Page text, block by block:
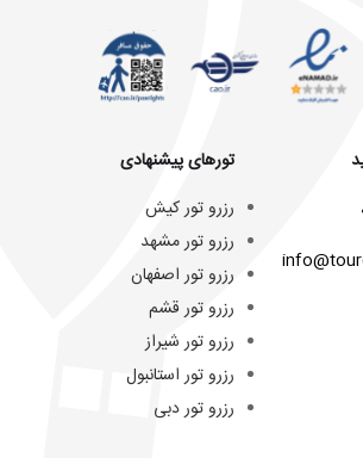
تورهای پیشنهادی
رزرو تور کیش
رزرو تور مشهد
رزرو تور اصفهان
رزرو تور قشم
رزرو تور شیراز
رزرو تور استانبول
رزرو تور دبی